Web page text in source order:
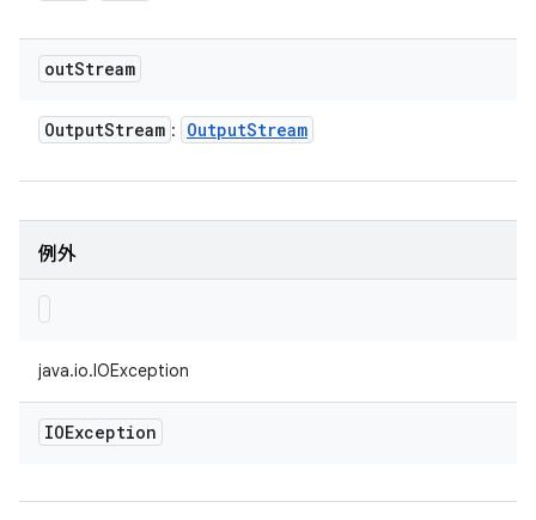
outStream
OutputStream : OutputStream
例外
java.io.IOException
IOException